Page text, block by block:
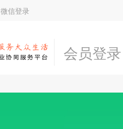
微信登录
会员登录